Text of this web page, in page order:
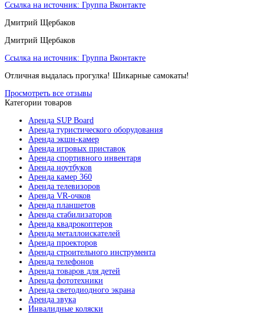
Ссылка на источник: Группа Вконтакте
Дмитрий Щербаков
Дмитрий Щербаков
Ссылка на источник: Группа Вконтакте
Отличная выдалась прогулка! Шикарные самокаты!
Просмотреть все отзывы
Категории товаров
Аренда SUP Board
Аренда туристического оборудования
Аренда экшн-камер
Аренда игровых приставок
Аренда спортивного инвентаря
Аренда ноутбуков
Аренда камер 360
Аренда телевизоров
Аренда VR-очков
Аренда планшетов
Аренда стабилизаторов
Аренда квадрокоптеров
Аренда металлоискателей
Аренда проекторов
Аренда строительного инструмента
Аренда телефонов
Аренда товаров для детей
Аренда фототехники
Аренда светодиодного экрана
Аренда звука
Инвалидные коляски